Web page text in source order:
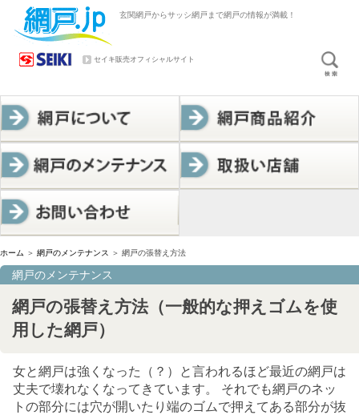
玄関網戸からサッシ網戸まで網戸の情報が満載！
セイキ販売オフィシャルサイト
ホーム ＞ 網戸のメンテナンス ＞ 網戸の張替え方法
網戸のメンテナンス
網戸の張替え方法（一般的な押えゴムを使
用した網戸）
女と網戸は強くなった（？）と言われるほど最近の網戸は
丈夫で壊れなくなってきています。 それでも網戸のネッ
トの部分には穴が開いたり端のゴムで押えてある部分が抜